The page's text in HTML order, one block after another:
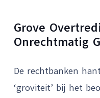
Grove
Onrechtmatig
De rechtbanken
‘groviteit’ bij het